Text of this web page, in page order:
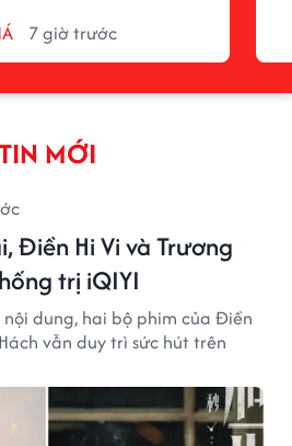
7 giờ trước
MỚI
Điền Hi Vi và Trương
trị iQIYI
dung, hai bộ phim của Điền
vẫn duy trì sức hút trên